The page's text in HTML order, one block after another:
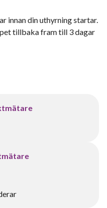
innan din uthyrning startar.
tillbaka fram till 3 dagar